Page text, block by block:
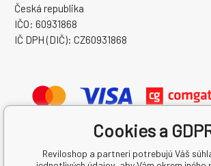
Česká republika
IČO: 60931868
IČ DPH (DIČ): CZ60931868
Cookies a
Reviloshop a partneri potrebujú Váš